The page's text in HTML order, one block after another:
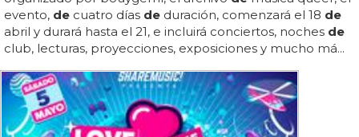
evento, de cuatro días de duración, comenzará el 18 de
abril y durará hasta el 21, e incluirá conciertos, noches de
club, lecturas, proyecciones, exposiciones y mucho má...